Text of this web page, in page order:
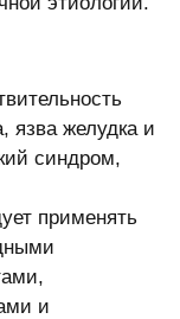
язва желудка и
синдром,
применять
и